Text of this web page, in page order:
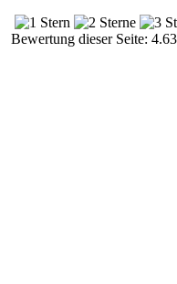
Bewertung dieser Seite: